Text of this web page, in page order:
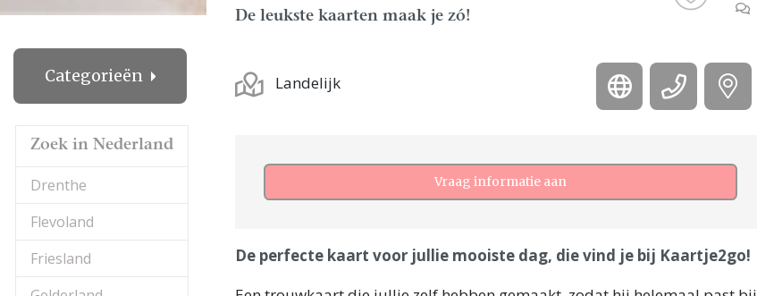
De leukste kaarten maak je zó!
Categorieën
Zoek in Nederland
Drenthe
Flevoland
Friesland
Landelijk
Vraag informatie aan
De perfecte kaart voor jullie mooiste dag, die vind je bij Kaartje2go!